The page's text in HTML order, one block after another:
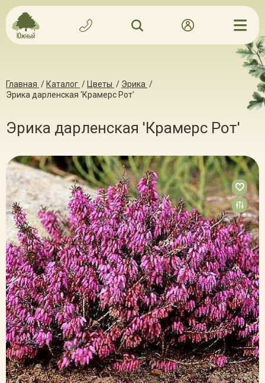
Главная / Каталог / Цветы / Эрика /
Эрика дарленская 'Крамерс Рот'
Эрика дарленская 'Крамерс Рот'